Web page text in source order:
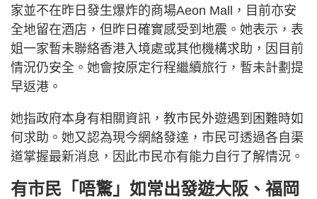
家並不在昨日發生爆炸的商場Aeon Mall，目前亦安
全地留在酒店，但昨日確實感受到地震。她表示，表
姐一家暫未聯絡香港入境處或其他機構求助，因目前
情況仍安全。她會按原定行程繼續旅行，暫未計劃提
早返港。
她指政府本身有相關資訊，教市民外遊遇到困難時如
何求助。她又認為現今網絡發達，市民可透過各自渠
道掌握最新消息，因此市民亦有能力自行了解情況。
有市民「唔驚」如常出發遊大阪、福岡